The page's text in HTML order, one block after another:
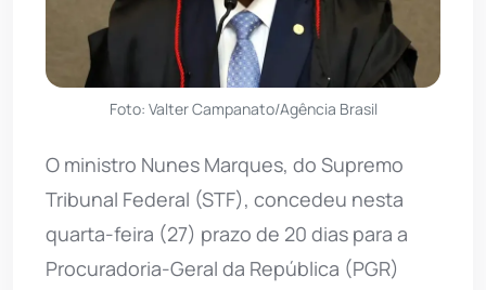
Foto: Valter Campanato/Agência Brasil
O ministro Nunes Marques, do Supremo
Tribunal Federal (STF), concedeu nesta
quarta-feira (27) prazo de 20 dias para a
Procuradoria-Geral da República (PGR)